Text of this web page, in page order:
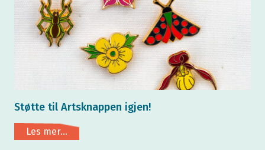
Støtte til Artsknappen igjen!
Les mer...